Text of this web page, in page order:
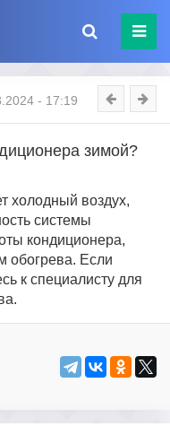
- 17:19
зимой?
холодный воздух,
системы
кондиционера,
обогрева. Если
к специалисту для